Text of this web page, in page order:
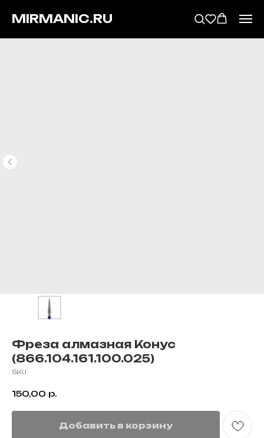
MIRMANIC.RU
Фреза алмазная Конус
(866.104.161.100.025)
SKU:
150,00 р.
Добавить в корзину